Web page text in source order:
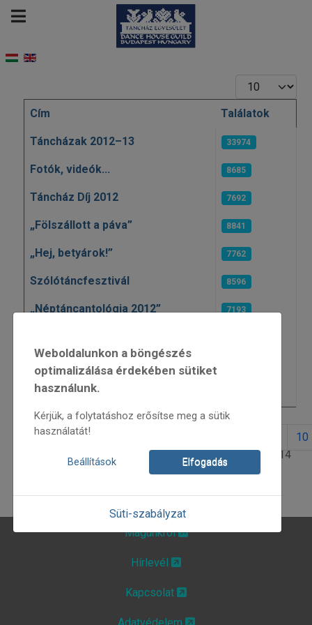
Tételek #
Cikkek
Cím Találatok
Táncházak 2012–13 33974
Fotók, videók... 8685
Táncház Díj 2012 7692
„Fölszállott a páva” 8841
„Hej, betyárok!” 7762
Szólótáncfesztivál 8596
„Néptáncantológia 2012” 7193
Papó zenedéje
Bukovinai székelyek
1. oldal / 14
1 10
Weboldalunkon a böngészés
optimalizálása érdekében sütiket
használunk.
Kérjük, a folytatáshoz erősítse meg a sütik
használatát!
Beállítások Elfogadás
Süti-szabályzat
Magunkról
Hírlevél
Kapcsolat